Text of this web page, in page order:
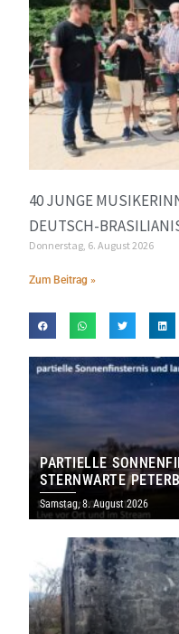
40 JUNGE
DEUTSCH-
Donnerstag, 6. August 2026
Zum Beitrag »
PARTIELLE
STERNWARTE
IHRE TORE
Samstag, 8. August 2026